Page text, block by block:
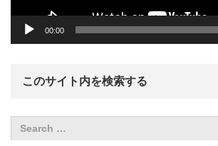
00:00
このサイト内を検索する